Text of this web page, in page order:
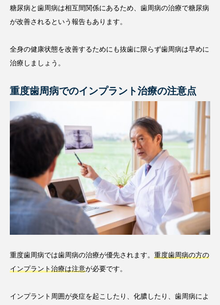
糖尿病と歯周病は相互間関係にあるため、歯周病の治療で糖尿病
が改善されるという報告もあります。
全身の健康状態を改善するためにも抜歯に限らず歯周病は早めに
治療しましょう。
重度歯周病でのインプラント治療の注意点
重度歯周病では歯周病の治療が優先されます。 重度歯周病の方の
インプラント治療は注意が必要です。
インプラント周囲が炎症を起こしたり、化膿したり、歯周病によ